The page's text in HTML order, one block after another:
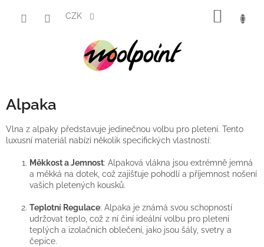
CZK
Alpaka
Vlna z alpaky představuje jedinečnou volbu pro pletení. Tento
luxusní materiál nabízí několik specifických vlastností:
Měkkost a Jemnost: Alpaková vlákna jsou extrémně jemná
a měkká na dotek, což zajišťuje pohodlí a příjemnost nošení
vašich pletených kousků.
Teplotní Regulace: Alpaka je známá svou schopností
udržovat teplo, což z ní činí ideální volbu pro pletení
teplých a izolačních oblečení, jako jsou šály, svetry a
čepice.